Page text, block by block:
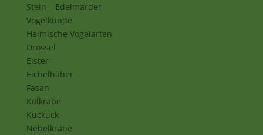
Stein – Edelmarder
Vogelkunde
Heimische Vogelarten
Drossel
Elster
Eichelhäher
Fasan
Kolkrabe
Kuckuck
Nebelkrähe